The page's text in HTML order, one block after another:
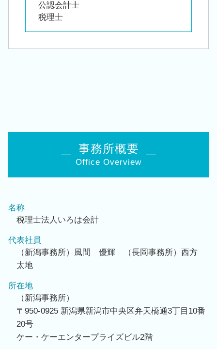
公認会計士
税理士
事務所概要
Office Overview
名称
税理士法人いろは会計
代表社員
（新潟事務所）風間 優輝 （長岡事務所）西方
太地
所在地
（新潟事務所）
〒950-0925 新潟県新潟市中央区弁天橋通3丁目10番
20号
ケー・ケーエンタープライズビル2階